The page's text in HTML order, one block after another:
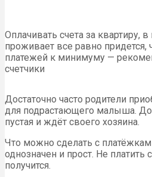
Оплачивать счета за квартиру,
проживает все равно придется,
платежей к минимуму —
счетчики
Достаточно часто родители
для подрастающего малыша.
пустая и ждёт своего хозяина.
Что можно сделать с
однозначен и прост. Не платить
получится.